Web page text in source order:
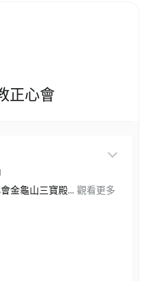
正心會
金龜山三寶殿... 觀看更多